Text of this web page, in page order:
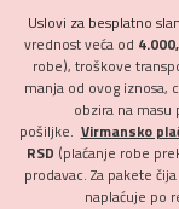
Uslovi za besplatno
vrednost veća od
robe), troškove
manja od ovog iznosa,
obzira na
pošiljke. Virmansko
RSD (plaćanje robe
prodavac. Za pakete
naplaćuje po